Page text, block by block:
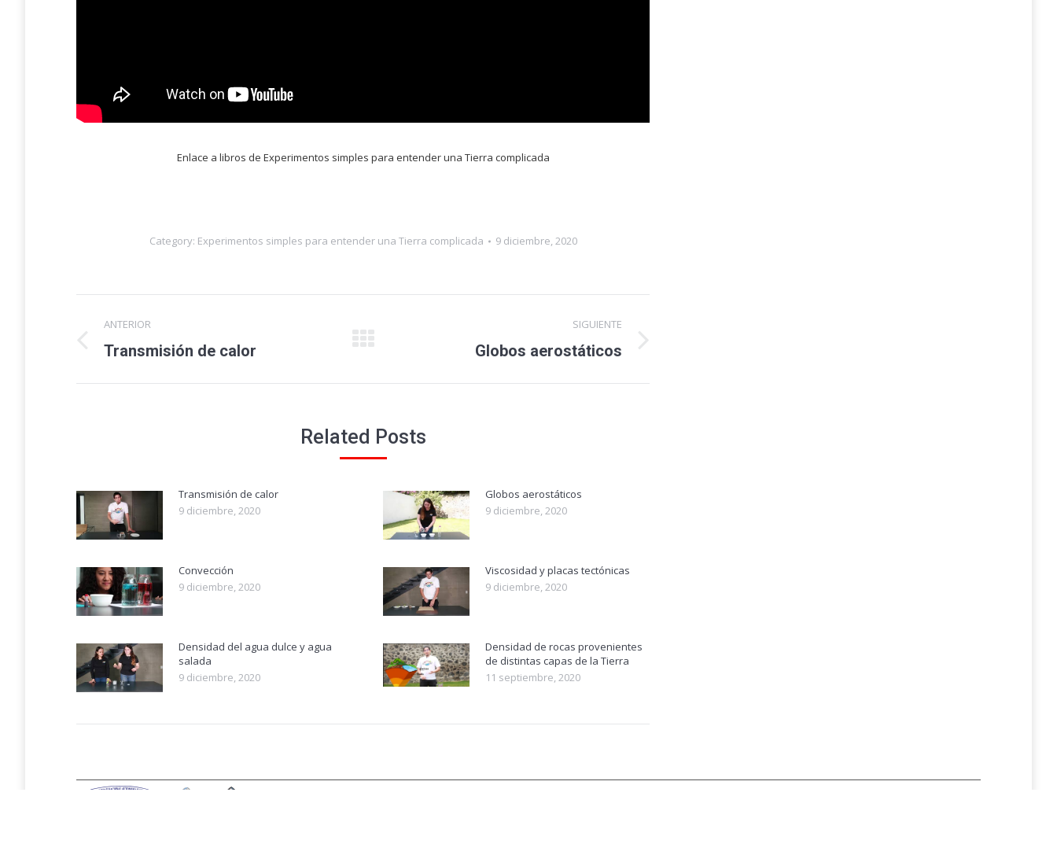
Enlace a libros de Experimentos simples para entender una Tierra complicada
Category: Experimentos simples para entender una Tierra complicada 9 diciembre, 2020
entre
publicaciones
ANTERIOR
Publicación
anterior:
Transmisión de calor
SIGUIENTE
Globos aerostáticos
Related Posts
Transmisión de calor
9 diciembre, 2020
Globos aerostáticos
9 diciembre, 2020
Convección
9 diciembre, 2020
Viscosidad y placas tectónicas
9 diciembre, 2020
Densidad del agua dulce y agua
salada
9 diciembre, 2020
Densidad de rocas provenientes
de distintas capas de la Tierra
11 septiembre, 2020